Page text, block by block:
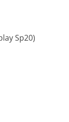
Sp20)